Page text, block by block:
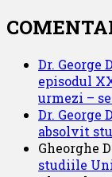
Dr. George
episodul
urmezi –
Dr. George
absolvit
Gheorghe
studiile